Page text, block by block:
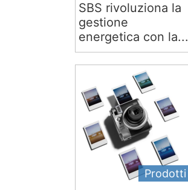
SBS rivoluziona la
gestione
energetica con la...
Prodotti